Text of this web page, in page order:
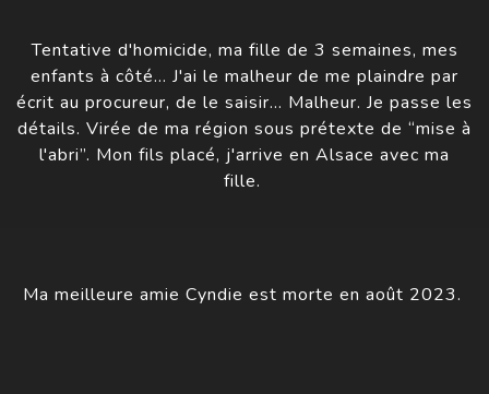
Tentative d'homicide, ma fille de 3 semaines, mes
enfants à côté… J'ai le malheur de me plaindre par
écrit au procureur, de le saisir… Malheur. Je passe les
détails. Virée de ma région sous prétexte de “mise à
l'abri”. Mon fils placé, j'arrive en Alsace avec ma
fille.
Ma meilleure amie Cyndie est morte en août 2023.